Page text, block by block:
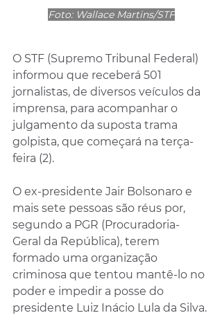
Foto: Wallace Martins/STF
O STF (Supremo Tribunal Federal)
informou que receberá 501
jornalistas, de diversos veículos da
imprensa, para acompanhar o
julgamento da suposta trama
golpista, que começará na terça-
feira (2).
O ex-presidente Jair Bolsonaro e
mais sete pessoas são réus por,
segundo a PGR (Procuradoria-
Geral da República), terem
formado uma organização
criminosa que tentou mantê-lo no
poder e impedir a posse do
presidente Luiz Inácio Lula da Silva.